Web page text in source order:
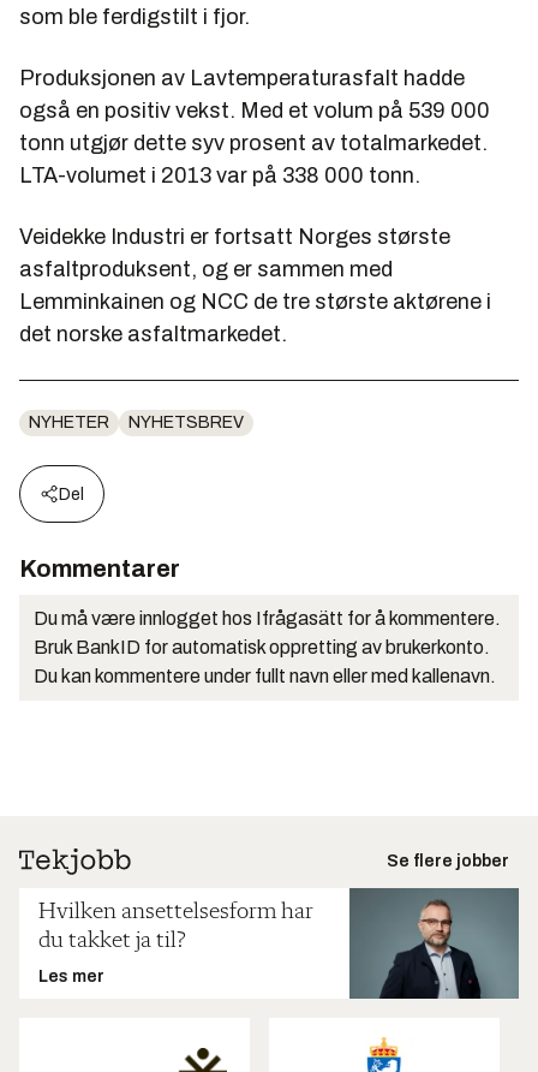
som ble ferdigstilt i fjor.
Produksjonen av Lavtemperaturasfalt hadde
også en positiv vekst. Med et volum på 539 000
tonn utgjør dette syv prosent av totalmarkedet.
LTA-volumet i 2013 var på 338 000 tonn.
Veidekke Industri er fortsatt Norges største
asfaltproduksent, og er sammen med
Lemminkainen og NCC de tre største aktørene i
det norske asfaltmarkedet.
NYHETER NYHETSBREV
Del
Kommentarer
Du må være innlogget hos Ifrågasätt for å kommentere.
Bruk BankID for automatisk oppretting av brukerkonto.
Du kan kommentere under fullt navn eller med kallenavn.
Se flere jobber
Hvilken ansettelsesform har
du takket ja til?
Les mer